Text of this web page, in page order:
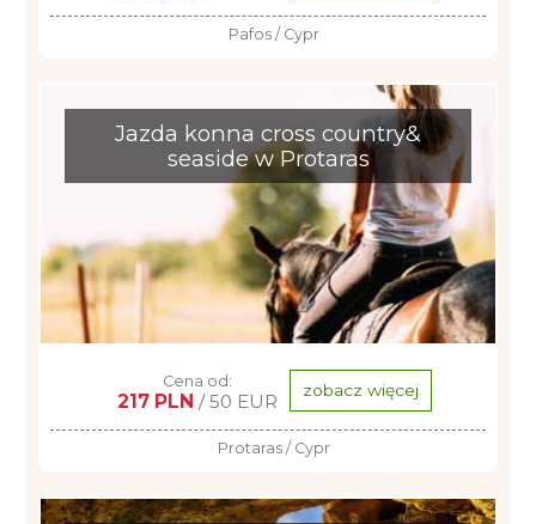
Pafos / Cypr
Jazda konna cross country&
seaside w Protaras
Cena od:
217 PLN / 50 EUR zobacz więcej
Protaras / Cypr